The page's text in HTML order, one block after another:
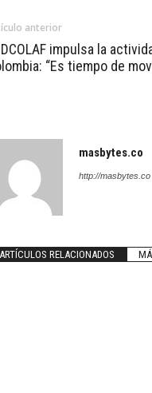
anterior
impulsa la
“Es tiempo de
masbytes.co
http://masbytes.co
ARTÍCULOS RELACIONADOS